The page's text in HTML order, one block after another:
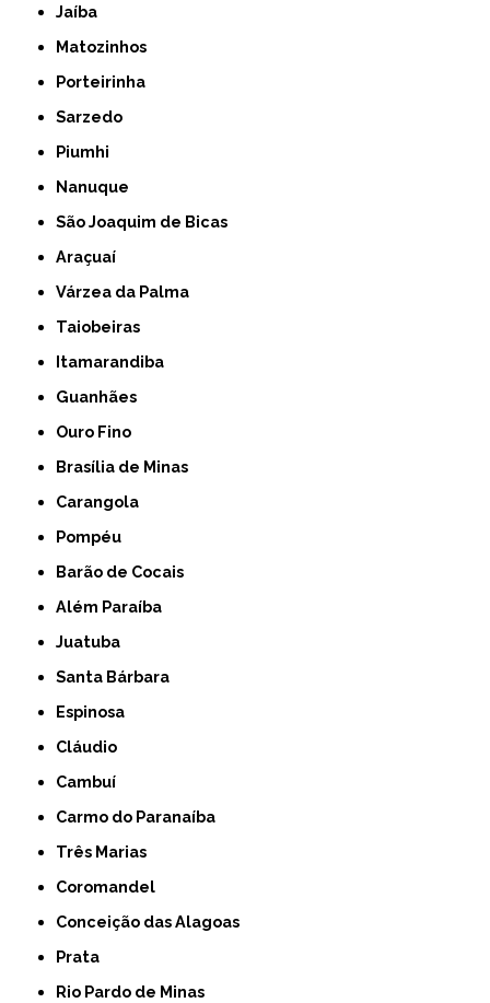
Jaíba
Matozinhos
Porteirinha
Sarzedo
Piumhi
Nanuque
São Joaquim de Bicas
Araçuaí
Várzea da Palma
Taiobeiras
Itamarandiba
Guanhães
Ouro Fino
Brasília de Minas
Carangola
Pompéu
Barão de Cocais
Além Paraíba
Juatuba
Santa Bárbara
Espinosa
Cláudio
Cambuí
Carmo do Paranaíba
Três Marias
Coromandel
Conceição das Alagoas
Prata
Rio Pardo de Minas